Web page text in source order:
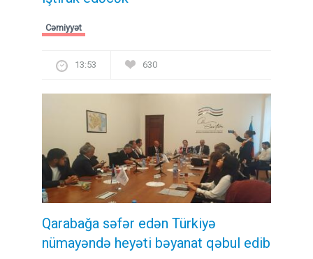
Cəmiyyət
13:53 630
Qarabağa səfər edən Türkiyə
nümayəndə heyəti bəyanat qəbul edib